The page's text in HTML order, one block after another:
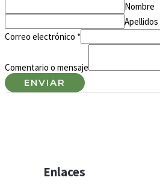
Nombre
Apellidos
Correo electrónico *
Correo
electrónico
Comentario o mensaje
ENVIAR
Enlaces